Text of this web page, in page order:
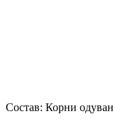
Состав: Корни